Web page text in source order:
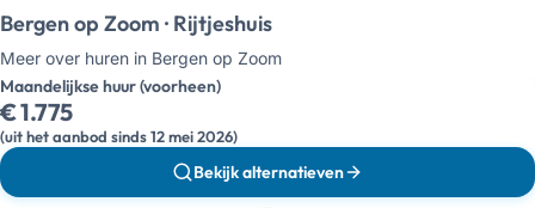
Bergen op Zoom · Rijtjeshuis
Meer over huren in Bergen op Zoom
Maandelijkse huur (voorheen)
€ 1.775
(uit het aanbod sinds 12 mei 2026)
Bekijk alternatieven